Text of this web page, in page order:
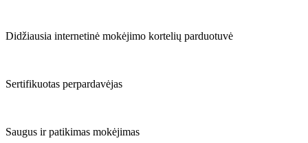
Didžiausia internetinė mokėjimo kortelių parduotuvė
Sertifikuotas perpardavėjas
Saugus ir patikimas mokėjimas